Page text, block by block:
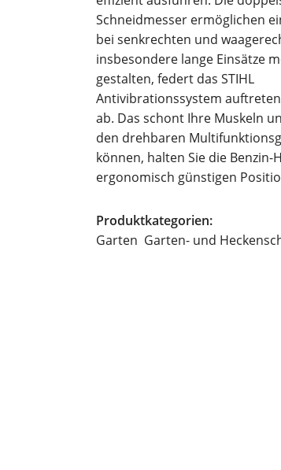
Schneidmesser ermöglichen
bei senkrechten und
insbesondere lange Einsätze
gestalten, federt das STIHL
Antivibrationssystem
ab. Das schont Ihre Muskeln
den drehbaren
können, halten Sie die Benzin-
ergonomisch günstigen
Produktkategorien:
Garten Garten- und